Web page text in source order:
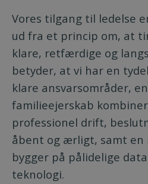
Vores tilgang til ledelse
ud fra et princip om, at
klare, retfærdige og
betyder, at vi har en
klare ansvarsområder,
familieejerskab
professionel drift,
åbent og ærligt, samt en
bygger på pålidelige
teknologi.